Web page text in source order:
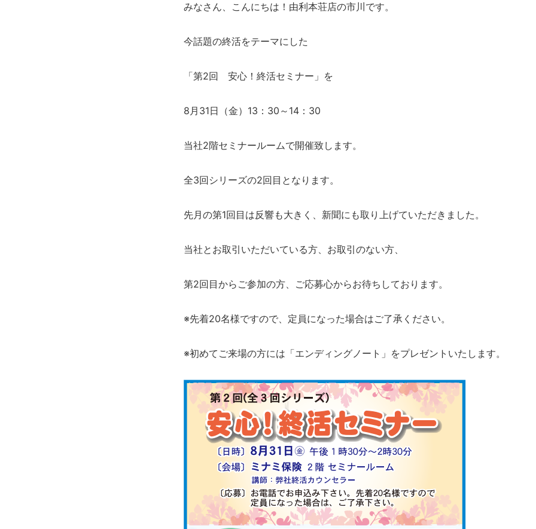
みなさん、こんにちは！由利本荘店の市川です。
今話題の終活をテーマにした
「第2回 安心！終活セミナー」を
8月31日（金）13：30～14：30
当社2階セミナールームで開催致します。
全3回シリーズの2回目となります。
先月の第1回目は反響も大きく、新聞にも取り上げていただきました。
当社とお取引いただいている方、お取引のない方、
第2回目からご参加の方、ご応募心からお待ちしております。
※先着20名様ですので、定員になった場合はご了承ください。
※初めてご来場の方には「エンディングノート」をプレゼントいたします。